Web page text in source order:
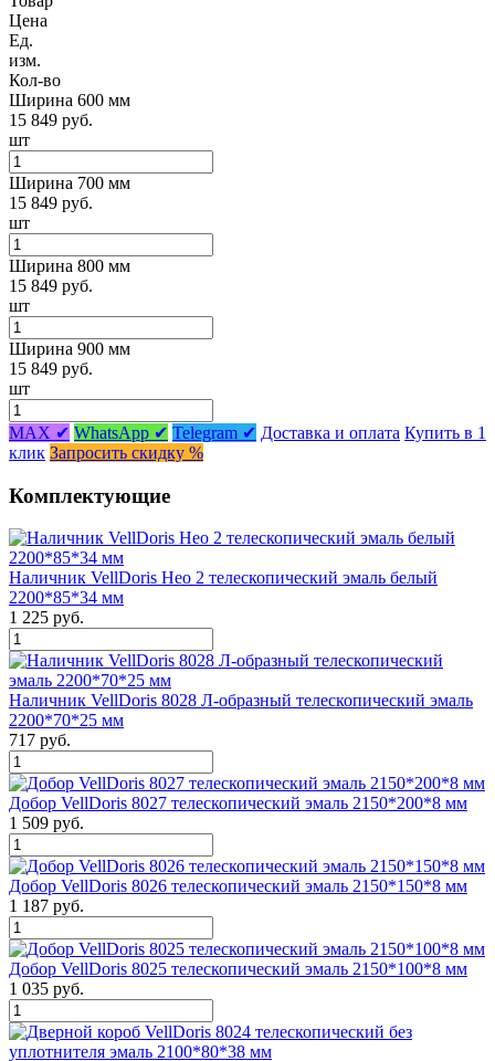
Цена
Ед.
изм.
Кол-во
Ширина 600 мм
15 849 руб.
шт
Ширина 700 мм
15 849 руб.
шт
Ширина 800 мм
15 849 руб.
шт
Ширина 900 мм
15 849 руб.
шт
MAX ✔ WhatsApp ✔ Telegram ✔ Доставка и оплата Купить в 1
клик Запросить скидку %
Комплектующие
Наличник VellDoris Нео 2 телескопический эмаль белый
2200*85*34 мм
1 225 руб.
Наличник VellDoris 8028 Л-образный телескопический эмаль
2200*70*25 мм
717 руб.
Добор VellDoris 8027 телескопический эмаль 2150*200*8 мм
1 509 руб.
Добор VellDoris 8026 телескопический эмаль 2150*150*8 мм
1 187 руб.
Добор VellDoris 8025 телескопический эмаль 2150*100*8 мм
1 035 руб.